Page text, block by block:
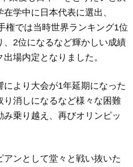
学中に日本代表に選出、
権では当時世界ランキング1位
、2位になるなど輝かしい成績
場内定となりました。
により大会が1年延期になった
り消しになるなど様々な困難
乗り越え、再びオリンピッ
アンとして堂々と戦い抜いた